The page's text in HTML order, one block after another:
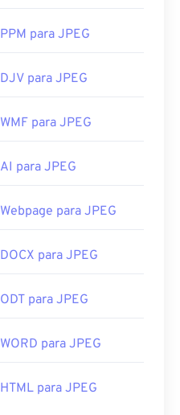
PPM para JPEG
DJV para JPEG
WMF para JPEG
AI para JPEG
Webpage para JPEG
DOCX para JPEG
ODT para JPEG
WORD para JPEG
HTML para JPEG